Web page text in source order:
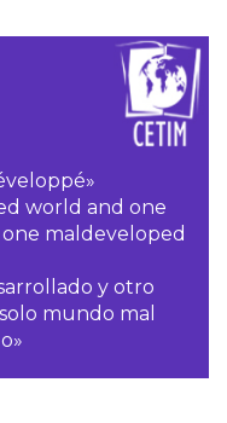
world and one
maldeveloped
y otro
mundo mal